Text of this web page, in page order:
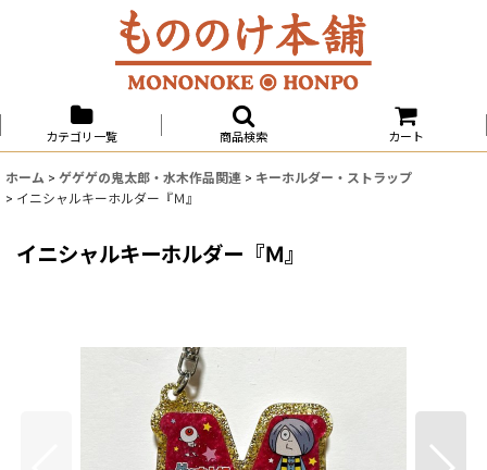
カテゴリ一覧 商品検索 カート
ホーム > ゲゲゲの鬼太郎・水木作品関連 > キーホルダー・ストラップ
> イニシャルキーホルダー『Ｍ』
イニシャルキーホルダー『Ｍ』